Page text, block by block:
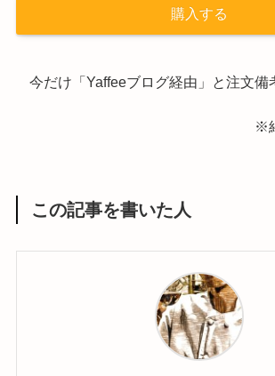
購入する
今だけ「Yaffeeブログ経由」と注文備
※
この記事を書いた人